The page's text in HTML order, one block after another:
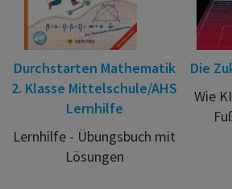
Durchstarten Mathematik
2. Klasse Mittelschule/AHS
Lernhilfe
Lernhilfe - Übungsbuch mit
Lösungen
Die
Wie